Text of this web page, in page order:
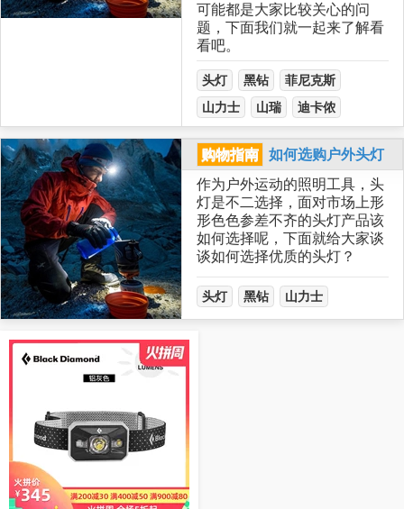
可能都是大家比较关心的问
题，下面我们就一起来了解看
看吧。
头灯 黑钻
菲尼克斯
山力士
山瑞 迪卡侬
购物指南
如何选购户外头灯
作为户外运动的照明工具，头
灯是不二选择，面对市场上形
形色色参差不齐的头灯产品该
如何选择呢，下面就给大家谈
谈如何选择优质的头灯？
头灯 黑钻 山力士